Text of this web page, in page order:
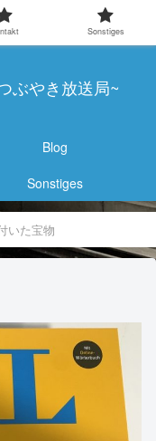
ぶやき放送局~
Blog
Sonstiges
いた宝物
Sonstiges